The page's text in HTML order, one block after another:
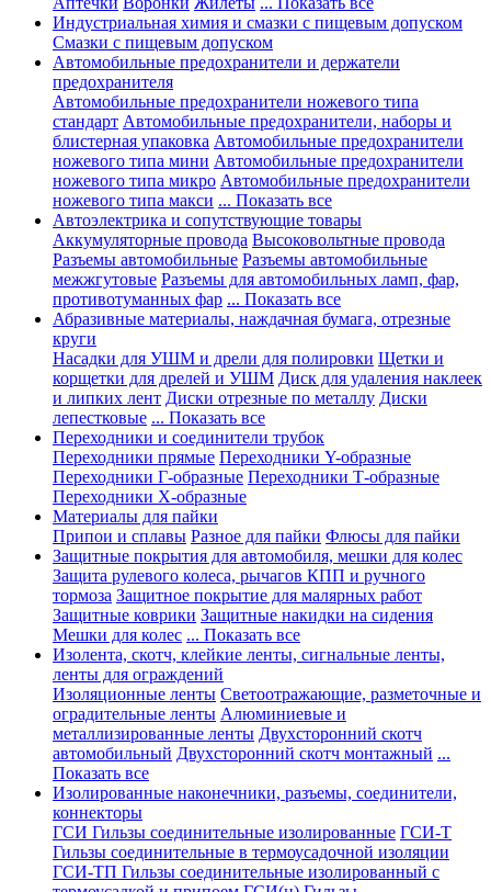
Индустриальная химия и смазки с пищевым допуском
Смазки с пищевым допуском
Автомобильные предохранители и держатели
предохранителя
Автомобильные предохранители ножевого типа
стандарт Автомобильные предохранители, наборы и
блистерная упаковка Автомобильные предохранители
ножевого типа мини Автомобильные предохранители
ножевого типа микро Автомобильные предохранители
ножевого типа макси ... Показать все
Автоэлектрика и сопутствующие товары
Аккумуляторные провода Высоковольтные провода
Разъемы автомобильные Разъемы автомобильные
межжгутовые Разъемы для автомобильных ламп, фар,
противотуманных фар ... Показать все
Абразивные материалы, наждачная бумага, отрезные
круги
Насадки для УШМ и дрели для полировки Щетки и
корщетки для дрелей и УШМ Диск для удаления наклеек
и липких лент Диски отрезные по металлу Диски
лепестковые ... Показать все
Переходники и соединители трубок
Переходники прямые Переходники Y-образные
Переходники Г-образные Переходники Т-образные
Переходники Х-образные
Материалы для пайки
Припои и сплавы Разное для пайки Флюсы для пайки
Защитные покрытия для автомобиля, мешки для колес
Защита рулевого колеса, рычагов КПП и ручного
тормоза Защитное покрытие для малярных работ
Защитные коврики Защитные накидки на сидения
Мешки для колес ... Показать все
Изолента, скотч, клейкие ленты, сигнальные ленты,
ленты для ограждений
Изоляционные ленты Светоотражающие, разметочные и
оградительные ленты Алюминиевые и
металлизированные ленты Двухсторонний скотч
автомобильный Двухсторонний скотч монтажный ...
Показать все
Изолированные наконечники, разъемы, соединители,
коннекторы
ГСИ Гильзы соединительные изолированные ГСИ-Т
Гильзы соединительные в термоусадочной изоляции
ГСИ-ТП Гильзы соединительные изолированный с